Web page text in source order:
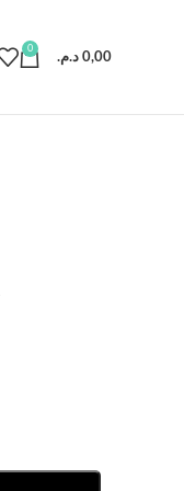
0
0,00 د.م.